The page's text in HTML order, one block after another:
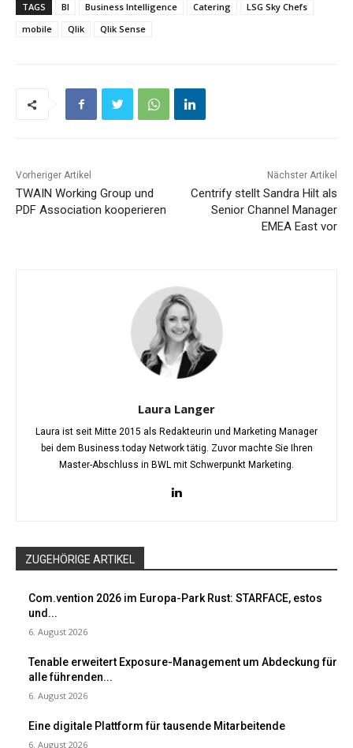
TAGS BI Business Intelligence Catering
LSG Sky Chefs
mobile
Qlik Qlik Sense
Vorheriger Artikel
TWAIN Working Group und
PDF Association kooperieren
Nächster Artikel
Centrify stellt Sandra Hilt als
Senior Channel Manager
EMEA East vor
Laura Langer
Laura ist seit Mitte 2015 als Redakteurin und Marketing Manager
bei dem Business.today Network tätig. Zuvor machte Sie Ihren
Master-Abschluss in BWL mit Schwerpunkt Marketing.
ZUGEHÖRIGE ARTIKEL
Com.vention 2026 im Europa-Park Rust: STARFACE, estos
und...
6. August 2026
Tenable erweitert Exposure-Management um Abdeckung für
alle führenden...
6. August 2026
Eine digitale Plattform für tausende Mitarbeitende
6. August 2026